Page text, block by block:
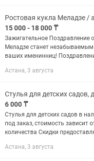
15 000 - 18 000 ₸
Зажигательное Поздравление
Меладзе станет
ваших именинниц! Поздравление от
песни ,танцы,фото на память ,по
желанию...
Астана, 3 августа
6 000 ₸
Стулья для детских садов в
под заказ, стоимость зависит
количества Скидки предоставляем с
Казахстана! Различная форма, любые
Астана, 3 августа